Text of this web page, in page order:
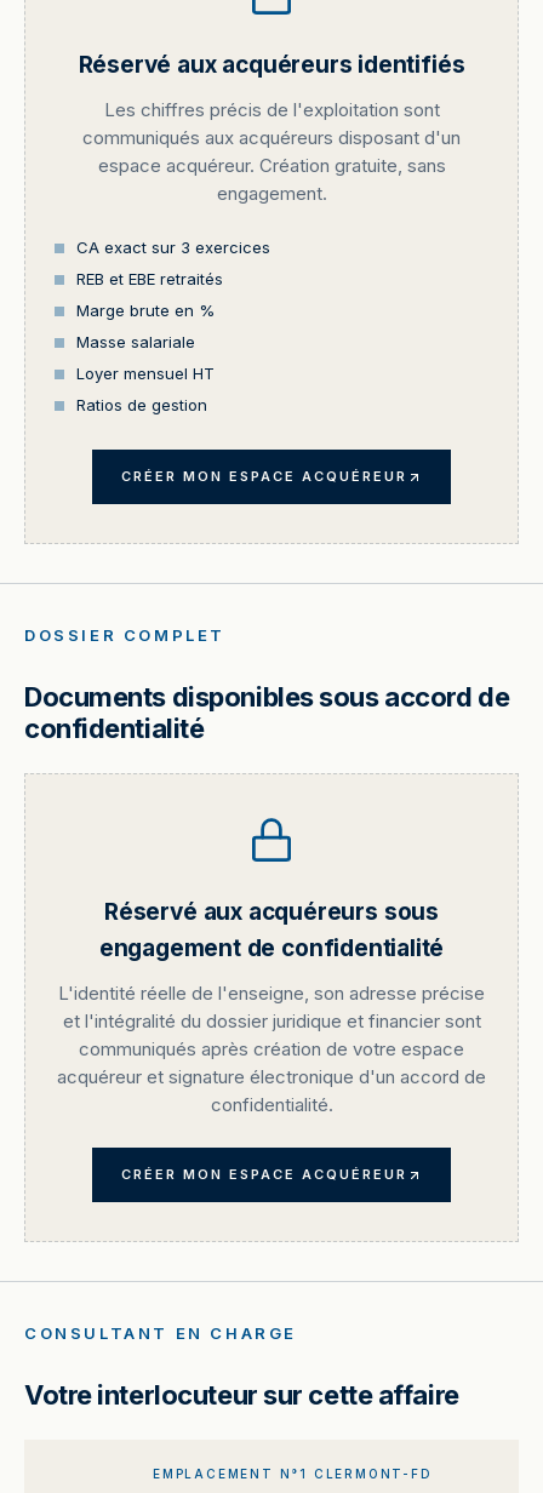
Réservé aux acquéreurs identifiés
Les chiffres précis de l'exploitation sont
communiqués aux acquéreurs disposant d'un
espace acquéreur. Création gratuite, sans
engagement.
CA exact sur 3 exercices
REB et EBE retraités
Marge brute en %
Masse salariale
Loyer mensuel HT
Ratios de gestion
CRÉER MON ESPACE ACQUÉREUR
DOSSIER COMPLET
Documents disponibles sous accord de
confidentialité
Réservé aux acquéreurs sous
engagement de confidentialité
L'identité réelle de l'enseigne, son adresse précise
et l'intégralité du dossier juridique et financier sont
communiqués après création de votre espace
acquéreur et signature électronique d'un accord de
confidentialité.
CRÉER MON ESPACE ACQUÉREUR
CONSULTANT EN CHARGE
Votre interlocuteur sur cette affaire
EMPLACEMENT N°1 CLERMONT-FD